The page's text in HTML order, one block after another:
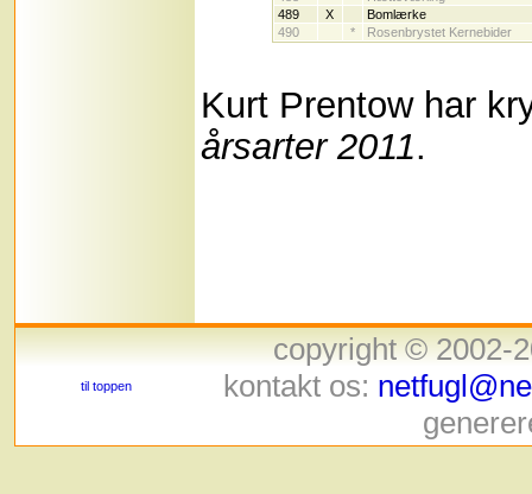
489
X
Bomlærke
490
* Rosenbrystet Kernebider
Kurt Prentow har
årsarter 2011.
til toppen
copyright © 2002-
kontakt os: